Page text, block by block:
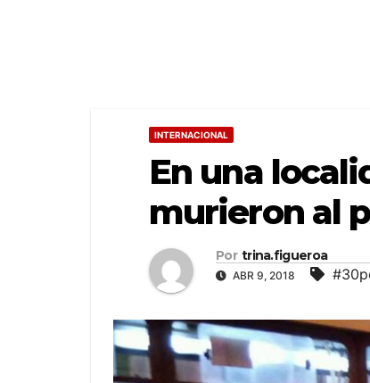
INTERNACIONAL
En una
murieron al
Por trina.figueroa
ABR 9, 2018